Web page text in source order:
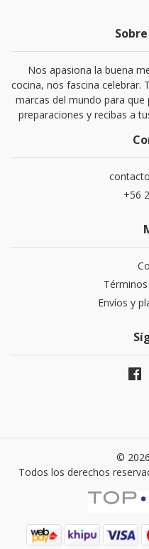
Nos apasiona la buena
cocina, nos fascina celebrar.
marcas del mundo para que
preparaciones y recibas a
+56
Envíos y
©
Todos los derechos